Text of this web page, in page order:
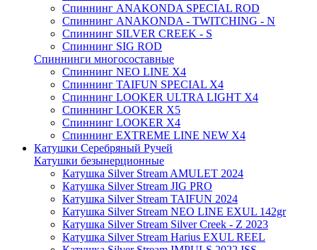
Спиннинг ANAKONDA SPECIAL ROD
Спиннинг ANAKONDA - TWITCHING - N
Спиннинг SILVER CREEK - S
Спиннинг SIG ROD
Спиннинги многосоставные
Спиннинг NEO LINE X4
Спиннинг TAIFUN SPECIAL X4
Спиннинг LOOKER ULTRA LIGHT X4
Спиннинг LOOKER X5
Спиннинг LOOKER X4
Спиннинг EXTREME LINE NEW X4
Катушки Серебряный Ручей
Катушки безынерционные
Катушка Silver Stream AMULET 2024
Катушка Silver Stream JIG PRO
Катушка Silver Stream TAIFUN 2024
Катушка Silver Stream NEO LINE EXUL 142gr
Катушка Silver Stream Silver Creek - Z 2023
Катушка Silver Stream Harius EXUL REEL